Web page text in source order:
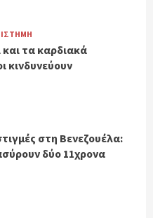
τα καρδιακά
κινδυνεύουν
στη Βενεζουέλα:
δύο 11χρονα